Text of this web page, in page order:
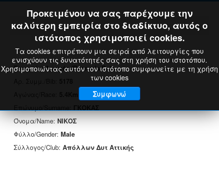
Στοιχεία Δρομέα/Runner's Data
Όνομα/Name:ΝΙΚΟΣ
Φύλλο/Gender: Male
Σύλλογος/Club: Απόλλων Δυτ Αττικής
Προκειμένου να σας παρέχουμε την
καλύτερη εμπειρία στο διαδίκτυο, αυτός ο
ιστότοπος χρησιμοποιεί cookies.
Τα cookies επιτρέπουν μια σειρά από λειτουργίες που
ενισχύουν τις δυνατότητές σας στη χρήση του ιστοτόπου.
Χρησιμοποιώντας αυτόν τον ιστότοπο συμφωνείτε με τη χρήση
των cookies
Συμφωνώ